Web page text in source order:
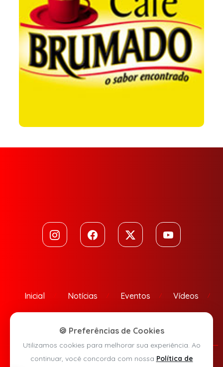
Inicial Notícias Eventos Vídeos
🍪 Preferências de Cookies
Utilizamos cookies para melhorar sua experiência. Ao
continuar, você concorda com nossa Política de